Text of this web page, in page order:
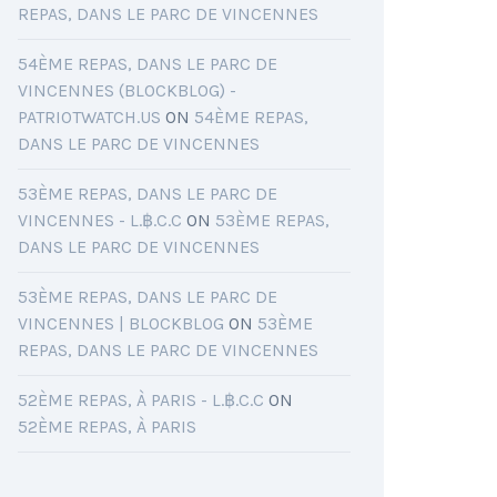
REPAS, DANS LE PARC DE VINCENNES
54ÈME REPAS, DANS LE PARC DE
VINCENNES (BLOCKBLOG) -
PATRIOTWATCH.US ON 54ÈME REPAS,
DANS LE PARC DE VINCENNES
53ÈME REPAS, DANS LE PARC DE
VINCENNES - L.฿.C.C ON 53ÈME REPAS,
DANS LE PARC DE VINCENNES
53ÈME REPAS, DANS LE PARC DE
VINCENNES | BLOCKBLOG ON 53ÈME
REPAS, DANS LE PARC DE VINCENNES
52ÈME REPAS, À PARIS - L.฿.C.C ON
52ÈME REPAS, À PARIS